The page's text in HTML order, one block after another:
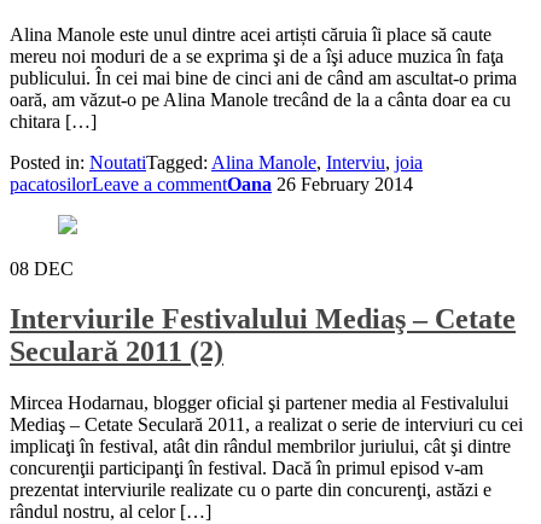
Alina Manole este unul dintre acei artiști căruia îi place să caute
mereu noi moduri de a se exprima şi de a îşi aduce muzica în faţa
publicului. În cei mai bine de cinci ani de când am ascultat-o prima
oară, am văzut-o pe Alina Manole trecând de la a cânta doar ea cu
chitara […]
Posted in: NoutatiTagged: Alina Manole, Interviu, joia
pacatosilorLeave a commentOana 26 February 2014
08 DEC
Interviurile Festivalului Mediaş – Cetate
Seculară 2011 (2)
Mircea Hodarnau, blogger oficial şi partener media al Festivalului
Mediaş – Cetate Seculară 2011, a realizat o serie de interviuri cu cei
implicaţi în festival, atât din rândul membrilor juriului, cât şi dintre
concurenţii participanţi în festival. Dacă în primul episod v-am
prezentat interviurile realizate cu o parte din concurenţi, astăzi e
rândul nostru, al celor […]